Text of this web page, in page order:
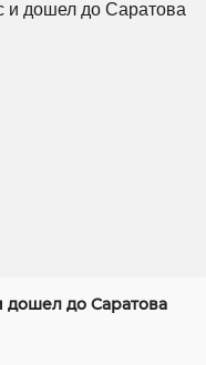
дошел до Саратова